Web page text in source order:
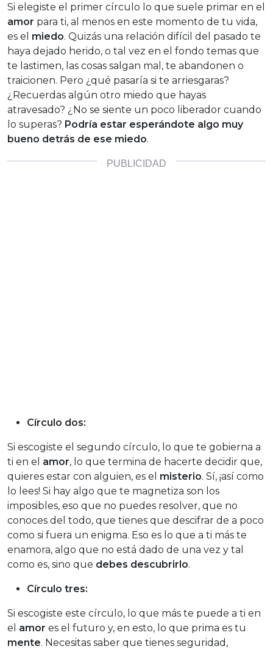
Si elegiste el primer círculo lo que suele primar en el
amor para ti, al menos en este momento de tu vida,
es el miedo. Quizás una relación difícil del pasado te
haya dejado herido, o tal vez en el fondo temas que
te lastimen, las cosas salgan mal, te abandonen o
traicionen. Pero ¿qué pasaría si te arriesgaras?
¿Recuerdas algún otro miedo que hayas
atravesado? ¿No se siente un poco liberador cuando
lo superas? Podría estar esperándote algo muy
bueno detrás de ese miedo.
Círculo dos:
Si escogiste el segundo círculo, lo que te gobierna a
ti en el amor, lo que termina de hacerte decidir que,
quieres estar con alguien, es el misterio. Sí, ¡así como
lo lees! Si hay algo que te magnetiza son los
imposibles, eso que no puedes resolver, que no
conoces del todo, que tienes que descifrar de a poco
como si fuera un enigma. Eso es lo que a ti más te
enamora, algo que no está dado de una vez y tal
como es, sino que debes descubrirlo.
Círculo tres:
Si escogiste este círculo, lo que más te puede a ti en
el amor es el futuro y, en esto, lo que prima es tu
mente. Necesitas saber que tienes seguridad,